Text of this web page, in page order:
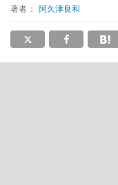
著者： 阿久津良和